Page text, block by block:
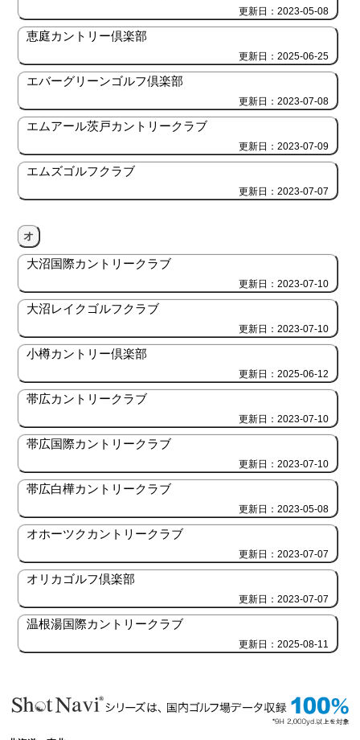
更新日：2023-05-08
恵庭カントリー倶楽部
更新日：2025-06-25
エバーグリーンゴルフ倶楽部
更新日：2023-07-08
エムアール茨戸カントリークラブ
更新日：2023-07-09
エムズゴルフクラブ
更新日：2023-07-07
オ
大沼国際カントリークラブ
更新日：2023-07-10
大沼レイクゴルフクラブ
更新日：2023-07-10
小樽カントリー倶楽部
更新日：2025-06-12
帯広カントリークラブ
更新日：2023-07-10
帯広国際カントリークラブ
更新日：2023-07-10
帯広白樺カントリークラブ
更新日：2023-05-08
オホーツクカントリークラブ
更新日：2023-07-07
オリカゴルフ倶楽部
更新日：2023-07-07
温根湯国際カントリークラブ
更新日：2025-08-11